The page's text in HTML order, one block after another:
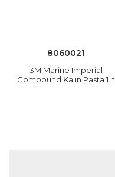
8060021
3M Marine Imperial
Compound Kalın Pasta 1 lt